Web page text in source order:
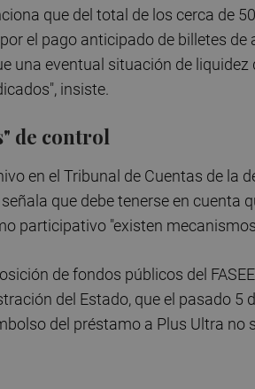
que del total de los cerca de
el pago anticipado de billetes
una eventual situación de
insiste.
de control
en el Tribunal de Cuentas de la
que debe tenerse en cuenta
participativo "existen
de fondos públicos del
del Estado, que el pasado 5
del préstamo a Plus Ultra no